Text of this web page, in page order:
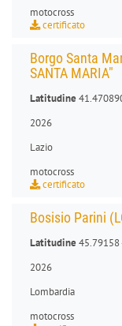
motocross
certificato
Borgo Santa
SANTA MARIA"
Latitudine
2026
Lazio
motocross
certificato
Bosisio Parini
Latitudine45.79158
2026
Lombardia
motocross